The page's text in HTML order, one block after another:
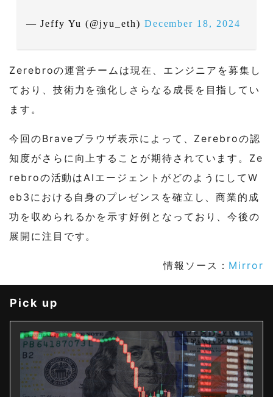
— Jeffy Yu (@jyu_eth) December 18, 2024
Zerebroの運営チームは現在、エンジニアを募集し
ており、技術力を強化しさらなる成長を目指してい
ます。
今回のBraveブラウザ表示によって、Zerebroの認
知度がさらに向上することが期待されています。Ze
rebroの活動はAIエージェントがどのようにしてW
eb3における自身のプレゼンスを確立し、商業的成
功を収められるかを示す好例となっており、今後の
展開に注目です。
情報ソース： Mirror
Pick up